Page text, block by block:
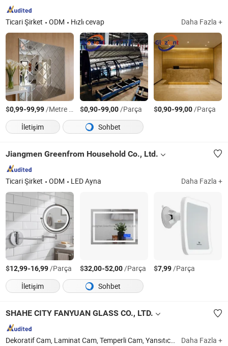
Ticari Şirket ODM Hızlı cevap Daha Fazla +
$0,99-99,99/Metre kare $0,90-99,00/Parça $0,90-99,00/Parça
İletişim
Sohbet
Jiangmen Greenfrom Household Co., Ltd.
Ticari Şirket ODM LED Ayna Daha Fazla +
$12,99-16,99/Parça $32,00-52,00/Parça $7,99/Parça
İletişim
Sohbet
SHAHE CITY FANYUAN GLASS CO., LTD.
Dekoratif Cam, Laminat Cam, Temperli Cam, Yansıtıcı Cam, Floş Cam, Desenli Cam, Ayna Daha Fazla +